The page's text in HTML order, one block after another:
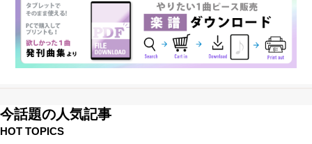
今話題の人気記事
HOT TOPICS